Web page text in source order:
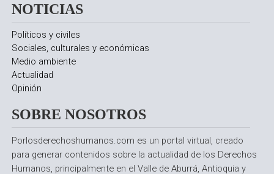
NOTICIAS
Políticos y civiles
Sociales, culturales y económicas
Medio ambiente
Actualidad
Opinión
SOBRE NOSOTROS
Porlosderechoshumanos.com es un portal virtual, creado
para generar contenidos sobre la actualidad de los Derechos
Humanos, principalmente en el Valle de Aburrá, Antioquia y